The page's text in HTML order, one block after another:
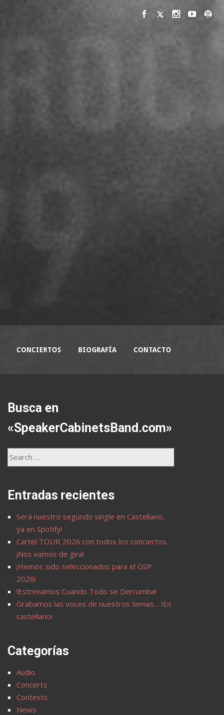
CONCIERTOS BIOGRAFÍA CONTACTO
Busca en
«SpeakerCabinetsBand.com»
Entradas recientes
Será nuestro segundo single en Castellano,
ya en Spotify!
Cartel TOUR 2026 con todos los conciertos.
¡Nos vamos de gira!
¡Hemos sido seleccionados para el GSP
2026!
!Estrenamos Cuando Todo se Derrumba!
Grabamos las voces de nuestros temas… !En
castellano!
Categorías
Audio
Concerts
Contests
News